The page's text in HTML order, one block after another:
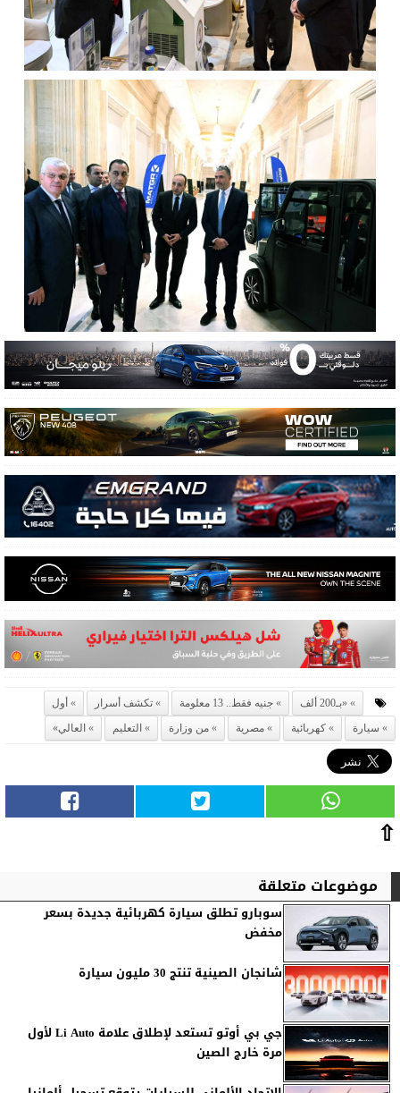
«بـ200 ألف جنيه فقط.. 13 معلومة تكشف أسرار
أول
سيارة
كهربائية مصرية من وزارة التعليم العالي»
⇧
موضوعات متعلقة
سوبارو تطلق سيارة كهربائية جديدة بسعر
مخفض
شانجان الصينية تنتج 30 مليون سيارة
جي بي أوتو تستعد لإطلاق علامة Li Auto لأول
مرة خارج الصين